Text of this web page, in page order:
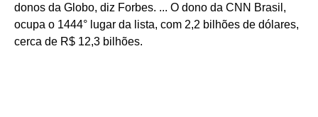
donos da Globo, diz Forbes. ... O dono da CNN Brasil,
ocupa o 1444° lugar da lista, com 2,2 bilhões de dólares,
cerca de R$ 12,3 bilhões.